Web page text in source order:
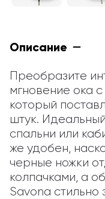
Описание
Преобразите
мгновение ока
который
штук.
спальни или
же удобен,
черные ножки
колпачками, а
Savona